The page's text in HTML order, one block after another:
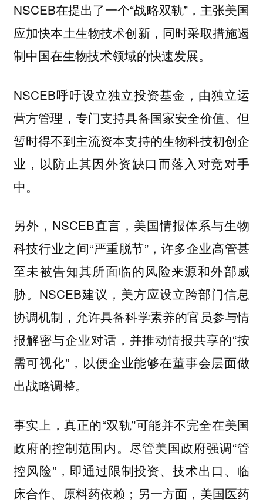
NSCEB在提出了一个“战略双轨”，主张美国
应加快本土生物技术创新，同时采取措施遏
制中国在生物技术领域的快速发展。
NSCEB呼吁设立独立投资基金，由独立运
营方管理，专门支持具备国家安全价值、但
暂时得不到主流资本支持的生物科技初创企
业，以防止其因外资缺口而落入对竞对手
中。
另外，NSCEB直言，美国情报体系与生物
科技行业之间“严重脱节”，许多企业高管甚
至未被告知其所面临的风险来源和外部威
胁。NSCEB建议，美方应设立跨部门信息
协调机制，允许具备科学素养的官员参与情
报解密与企业对话，并推动情报共享的“按
需可视化”，以便企业能够在董事会层面做
出战略调整。
事实上，真正的“双轨”可能并不完全在美国
政府的控制范围内。尽管美国政府强调“管
控风险”，即通过限制投资、技术出口、临
床合作、原料药依赖；另一方面，美国医药